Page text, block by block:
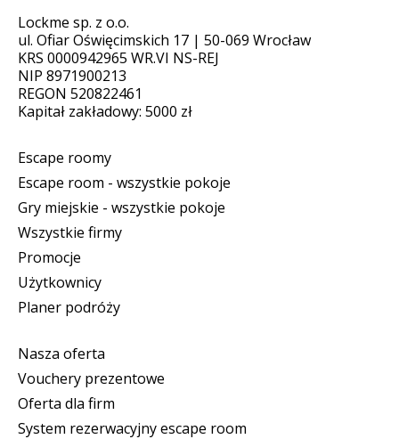
Lockme sp. z o.o.
ul. Ofiar Oświęcimskich 17 | 50-069 Wrocław
KRS 0000942965 WR.VI NS-REJ
NIP 8971900213
REGON 520822461
Kapitał zakładowy: 5000 zł
Escape roomy
Escape room - wszystkie pokoje
Gry miejskie - wszystkie pokoje
Wszystkie firmy
Promocje
Użytkownicy
Planer podróży
Nasza oferta
Vouchery prezentowe
Oferta dla firm
System rezerwacyjny escape room